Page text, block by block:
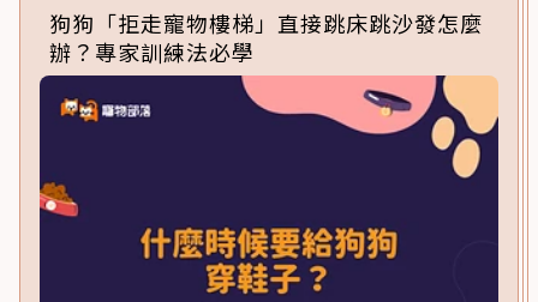
狗狗「拒走寵物樓梯」直接跳床跳沙發怎麼
辦？專家訓練法必學